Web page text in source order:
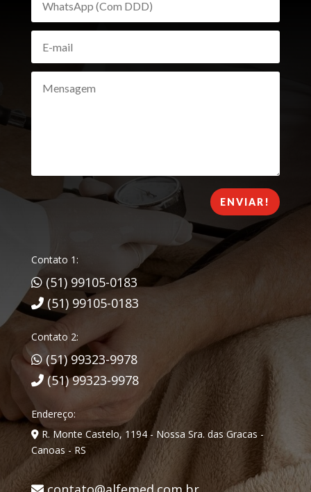
ENVIAR!
Contato 1:
(51) 99105-0183
(51) 99105-0183
Contato 2:
(51) 99323-9978
(51) 99323-9978
Endereço:
R. Monte Castelo, 1194 - Nossa Sra. das Gracas -
Canoas - RS